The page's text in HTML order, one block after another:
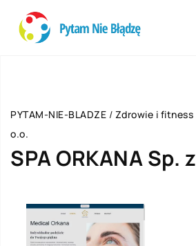
PYTAM-NIE-BLADZE / Zdrowie i fitness
o.o.
SPA ORKANA Sp.